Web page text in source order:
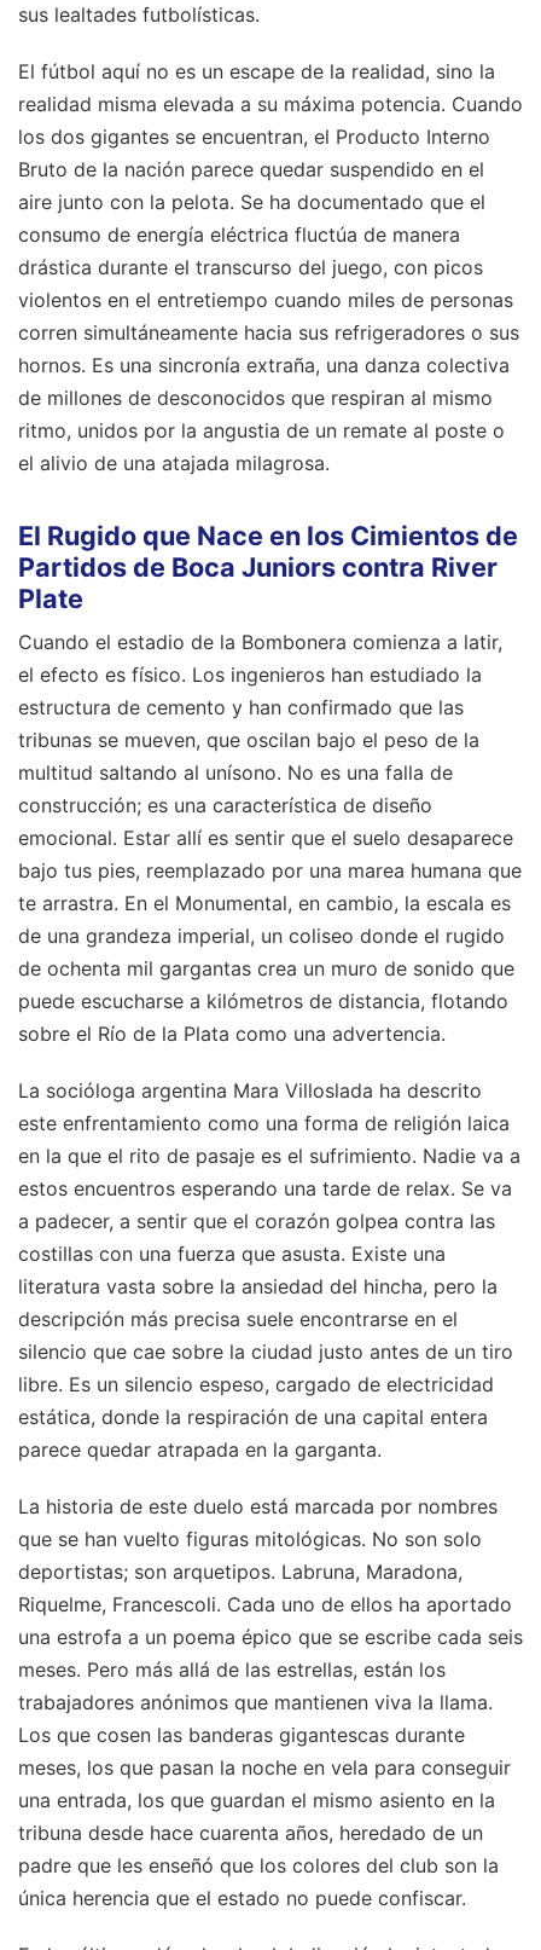
sus lealtades futbolísticas.
El fútbol aquí no es un escape de la realidad, sino la
realidad misma elevada a su máxima potencia. Cuando
los dos gigantes se encuentran, el Producto Interno
Bruto de la nación parece quedar suspendido en el
aire junto con la pelota. Se ha documentado que el
consumo de energía eléctrica fluctúa de manera
drástica durante el transcurso del juego, con picos
violentos en el entretiempo cuando miles de personas
corren simultáneamente hacia sus refrigeradores o sus
hornos. Es una sincronía extraña, una danza colectiva
de millones de desconocidos que respiran al mismo
ritmo, unidos por la angustia de un remate al poste o
el alivio de una atajada milagrosa.
El Rugido que Nace en los Cimientos de
Partidos de Boca Juniors contra River
Plate
Cuando el estadio de la Bombonera comienza a latir,
el efecto es físico. Los ingenieros han estudiado la
estructura de cemento y han confirmado que las
tribunas se mueven, que oscilan bajo el peso de la
multitud saltando al unísono. No es una falla de
construcción; es una característica de diseño
emocional. Estar allí es sentir que el suelo desaparece
bajo tus pies, reemplazado por una marea humana que
te arrastra. En el Monumental, en cambio, la escala es
de una grandeza imperial, un coliseo donde el rugido
de ochenta mil gargantas crea un muro de sonido que
puede escucharse a kilómetros de distancia, flotando
sobre el Río de la Plata como una advertencia.
La socióloga argentina Mara Villoslada ha descrito
este enfrentamiento como una forma de religión laica
en la que el rito de pasaje es el sufrimiento. Nadie va a
estos encuentros esperando una tarde de relax. Se va
a padecer, a sentir que el corazón golpea contra las
costillas con una fuerza que asusta. Existe una
literatura vasta sobre la ansiedad del hincha, pero la
descripción más precisa suele encontrarse en el
silencio que cae sobre la ciudad justo antes de un tiro
libre. Es un silencio espeso, cargado de electricidad
estática, donde la respiración de una capital entera
parece quedar atrapada en la garganta.
La historia de este duelo está marcada por nombres
que se han vuelto figuras mitológicas. No son solo
deportistas; son arquetipos. Labruna, Maradona,
Riquelme, Francescoli. Cada uno de ellos ha aportado
una estrofa a un poema épico que se escribe cada seis
meses. Pero más allá de las estrellas, están los
trabajadores anónimos que mantienen viva la llama.
Los que cosen las banderas gigantescas durante
meses, los que pasan la noche en vela para conseguir
una entrada, los que guardan el mismo asiento en la
tribuna desde hace cuarenta años, heredado de un
padre que les enseñó que los colores del club son la
única herencia que el estado no puede confiscar.